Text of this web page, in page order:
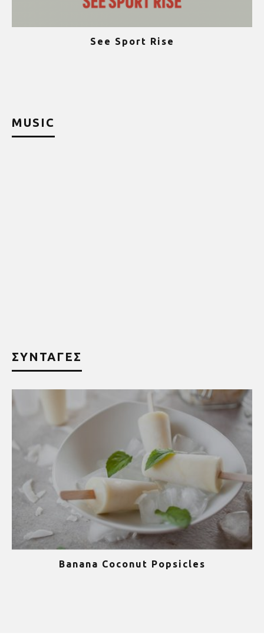
See Sport Rise
MUSIC
ΣΥΝΤΑΓΕΣ
Banana Coconut Popsicles